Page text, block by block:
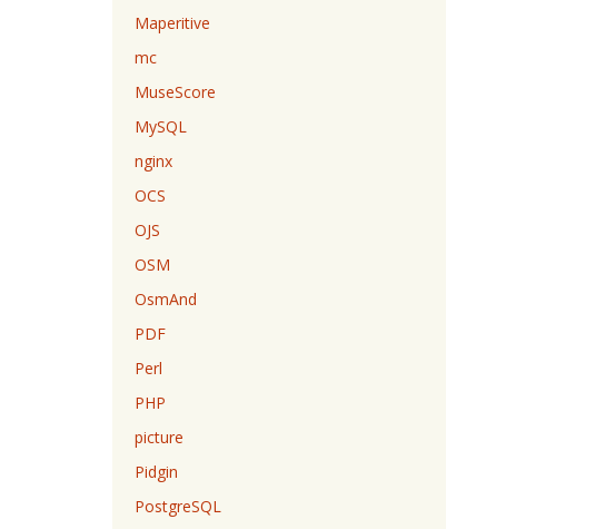
Maperitive
mc
MuseScore
MySQL
nginx
OCS
OJS
OSM
OsmAnd
PDF
Perl
PHP
picture
Pidgin
PostgreSQL